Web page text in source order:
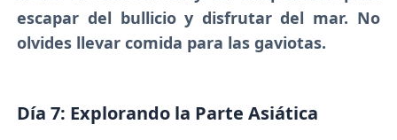
escapar del bullicio y disfrutar del mar. No
olvides llevar comida para las gaviotas.
Día 7: Explorando la Parte Asiática